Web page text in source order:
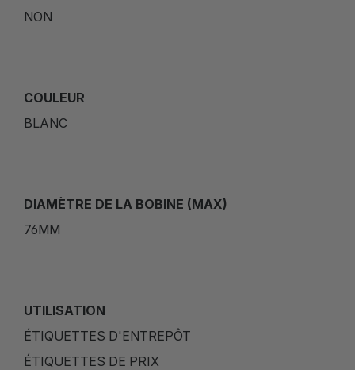
NON
COULEUR
BLANC
DIAMÈTRE DE LA BOBINE (MAX)
76MM
UTILISATION
ÉTIQUETTES D'ENTREPÔT
ÉTIQUETTES DE PRIX